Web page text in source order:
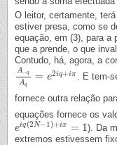
O leitor, certamente,
estiver presa, como se
equação, em (3), para a
que a prende, o que
Contudo, há, agora, a
A−q
Aq
= e2iq+iπ
A−q Aq=e2iq+iπ. E tem-
fornece outra relação
equações fornece os
eiq (2N−1)+ix = 1
eiq(2N−1)+ix =1
). Da
extremos estivessem